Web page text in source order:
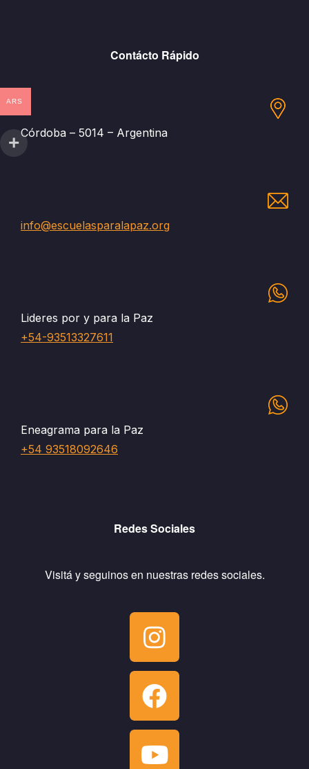
Contácto Rápido
Córdoba – 5014 – Argentina
info@escuelasparalapaz.org
Lideres por y para la Paz
+54-93513327611
Eneagrama para la Paz
+54 93518092646
Redes Sociales
Visitá y seguinos en nuestras redes sociales.
ARS